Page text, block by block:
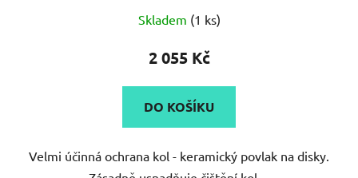
Skladem (1 ks)
2 055 Kč
DO KOŠÍKU
Velmi účinná ochrana kol - keramický povlak na disky.